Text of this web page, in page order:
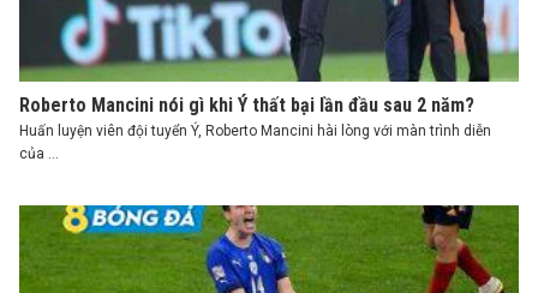
Roberto Mancini nói gì khi Ý thất bại lần đầu sau 2 năm?
Huấn luyện viên đội tuyển Ý, Roberto Mancini hài lòng với màn trình diễn
của ...